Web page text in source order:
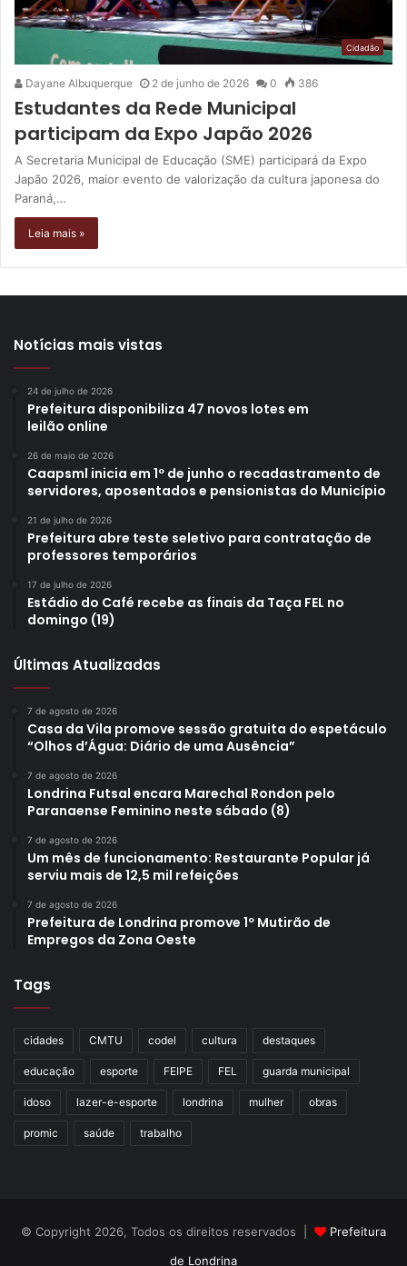
Cidadão
Dayane Albuquerque 2 de junho de 2026 0 386
Estudantes da Rede Municipal
participam da Expo Japão 2026
A Secretaria Municipal de Educação (SME) participará da Expo
Japão 2026, maior evento de valorização da cultura japonesa do
Paraná,…
Leia mais »
Notícias mais vistas
24 de julho de 2026
Prefeitura disponibiliza 47 novos lotes em
leilão online
26 de maio de 2026
Caapsml inicia em 1º de junho o recadastramento de
servidores, aposentados e pensionistas do Município
21 de julho de 2026
Prefeitura abre teste seletivo para contratação de
professores temporários
17 de julho de 2026
Estádio do Café recebe as finais da Taça FEL no
domingo (19)
Últimas Atualizadas
7 de agosto de 2026
Casa da Vila promove sessão gratuita do espetáculo
“Olhos d’Água: Diário de uma Ausência”
7 de agosto de 2026
Londrina Futsal encara Marechal Rondon pelo
Paranaense Feminino neste sábado (8)
7 de agosto de 2026
Um mês de funcionamento: Restaurante Popular já
serviu mais de 12,5 mil refeições
7 de agosto de 2026
Prefeitura de Londrina promove 1º Mutirão de
Empregos da Zona Oeste
Tags
cidades CMTU codel cultura destaques
educação esporte FEIPE FEL guarda municipal
idoso lazer-e-esporte londrina mulher obras
promic saúde trabalho
© Copyright 2026, Todos os direitos reservados |
Prefeitura
de Londrina